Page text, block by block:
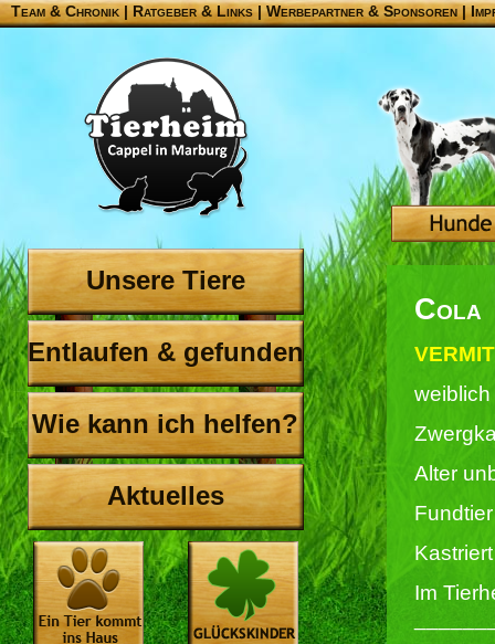
Team & Chronik |Ratgeber & Links|Werbepartner & Sponsoren|
Unsere Tiere
Entlaufen & gefunden
Wie kann ich helfen?
Aktuelles
Cola
weiblich
Alter
Fundtier
Im